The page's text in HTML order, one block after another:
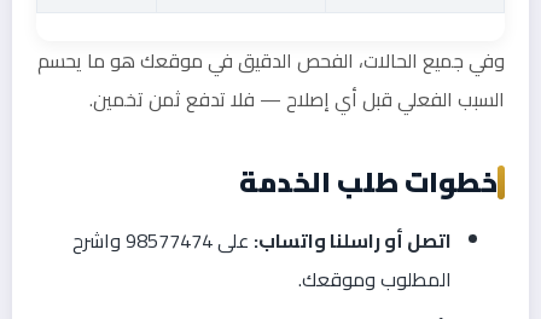
وفي جميع الحالات، الفحص الدقيق في موقعك هو ما يحسم
السبب الفعلي قبل أي إصلاح — فلا تدفع ثمن تخمين.
خطوات طلب الخدمة
اتصل أو راسلنا واتساب:
على 98577474 واشرح
المطلوب وموقعك.